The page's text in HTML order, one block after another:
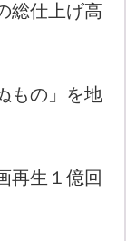
総仕上げ高
もの」を地
再生１億回